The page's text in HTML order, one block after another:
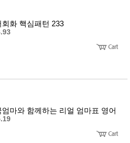
회화 핵심패턴 233
엄마와 함께하는 리얼 엄마표 영어